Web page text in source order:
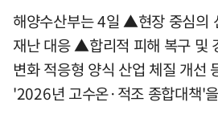
해양수산부는 4일 ▲현장 중심의
재난 대응 ▲합리적 피해 복구 및
변화 적응형 양식 산업 체질 개선
'2026년 고수온·적조 종합대책'